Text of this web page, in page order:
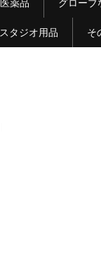
医薬品 グローブ
スタジオ用品 そ